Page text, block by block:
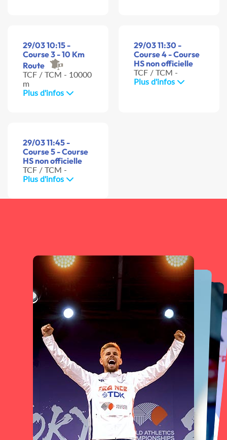
29/03 10:15 -
Course 3 - 10 Km
Route
TCF / TCM - 10000
m
Plus d'infos
29/03 11:30 -
Course 4 - Course
HS non officielle
TCF / TCM -
Plus d'infos
29/03 11:45 -
Course 5 - Course
HS non officielle
TCF / TCM -
Plus d'infos